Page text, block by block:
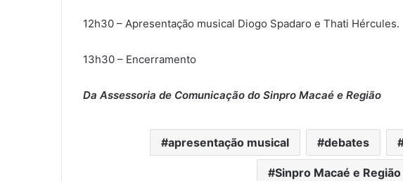
12h30 – Apresentação musical Diogo Spadaro e Thati Hércules.
13h30 – Encerramento
Da Assessoria de Comunicação do Sinpro Macaé e Região
apresentação musical debates
Sinpro Macaé e Região